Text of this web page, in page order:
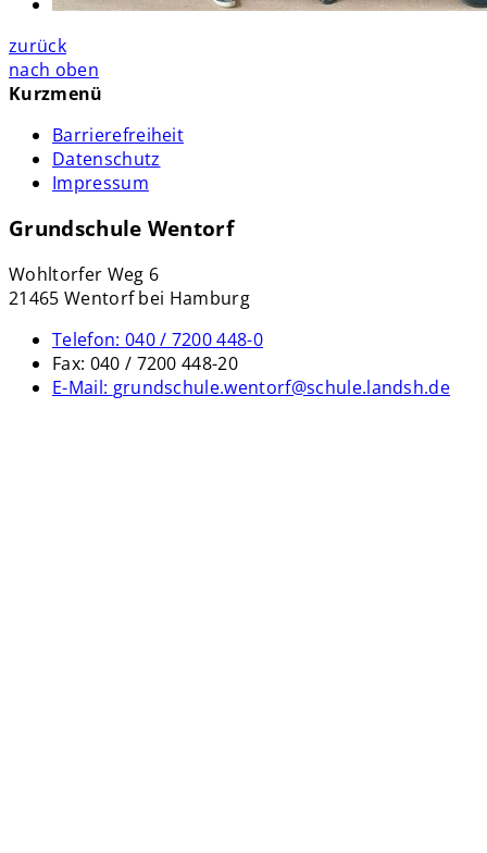
zurück
nach oben
Kurzmenü
Barrierefreiheit
Datenschutz
Impressum
Grundschule Wentorf
Wohltorfer Weg 6
21465 Wentorf bei Hamburg
Telefon: 040 / 7200 448-0
Fax: 040 / 7200 448-20
E-Mail: grundschule.wentorf@schule.landsh.de